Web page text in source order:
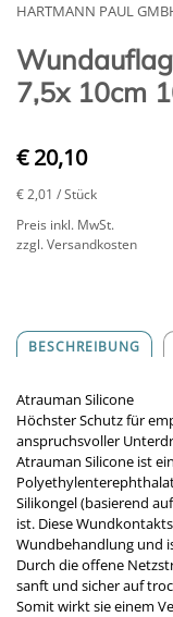
HARTMANN PAUL
7,5x 10cm
€ 20,10
€ 2,01 / Stück
Preis inkl. MwSt.
zzgl. Versandkosten
BESCHREIBUNG
Atrauman Silicone
Höchster Schutz für
anspruchsvoller
Atrauman Silicone ist
Silikongel (basierend
ist. Diese
Wundbehandlung und
Durch die offene
sanft und sicher auf
Somit wirkt sie einem